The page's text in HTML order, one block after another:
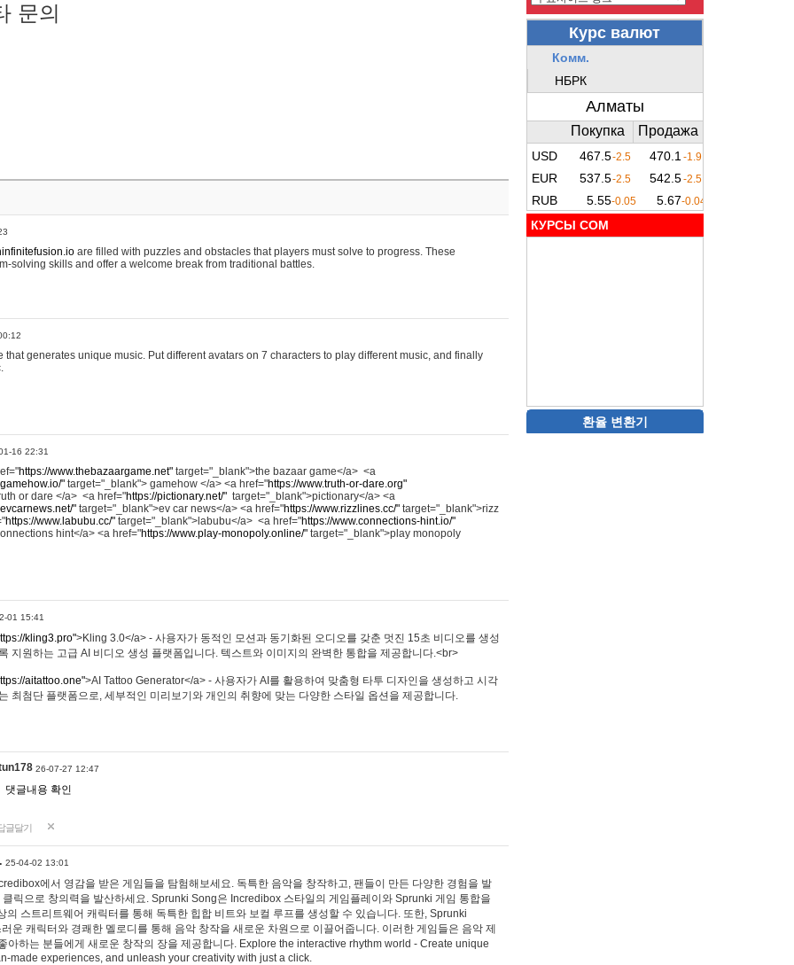
문의
are filled with puzzles and obstacles that players must solve to progress. These
solving skills and offer a welcome break from traditional battles.
that generates unique music. Put different avatars on 7 characters to play different music, and finally
16 22:31
https://www.thebazaargame.net" target="_blank">the bazaar game</a> <a
" target="_blank"> gamehow </a> <a href="https://www.truth-or-dare.org"
or dare </a> <a href="https://pictionary.net/" target="_blank">pictionary</a> <a
" target="_blank">ev car news</a> <a href="https://www.rizzlines.cc/" target="_blank">rizz
https://www.labubu.cc/" target="_blank">labubu</a> <a href="https://www.connections-hint.io/"
hint</a> <a href="https://www.play-monopoly.online/" target="_blank">play monopoly
01 15:41
kling3.pro">Kling 3.0</a> - 사용자가 동적인 모션과 동기화된 오디오를 갖춘 멋진 15초 비디오를 생성
지원하는 고급 AI 비디오 생성 플랫폼입니다. 텍스트와 이미지의 완벽한 통합을 제공합니다.<br>
aitattoo.one">AI Tattoo Generator</a> - 사용자가 AI를 활용하여 맞춤형 타투 디자인을 생성하고 시각
최첨단 플랫폼으로, 세부적인 미리보기와 개인의 취향에 맞는 다양한 스타일 옵션을 제공합니다.
26-07-27 12:47
댓글내용 확인
글달기
25-04-02 13:01
에서 영감을 받은 게임들을 탐험해보세요. 독특한 음악을 창작하고, 팬들이 만든 다양한 경험을 발
클릭으로 창의력을 발산하세요. Sprunki Song은 Incredibox 스타일의 게임플레이와 Sprunki 게임 통합을
의 스트리트웨어 캐릭터를 통해 독특한 힙합 비트와 보컬 루프를 생성할 수 있습니다. 또한, Sprunki
운 캐릭터와 경쾌한 멜로디를 통해 음악 창작을 새로운 차원으로 이끌어줍니다. 이러한 게임들은 음악 제
아하는 분들에게 새로운 창작의 장을 제공합니다. Explore the interactive rhythm world - Create unique
made experiences, and unleash your creativity with just a click.
КУРСЫ COM
환율 변환기